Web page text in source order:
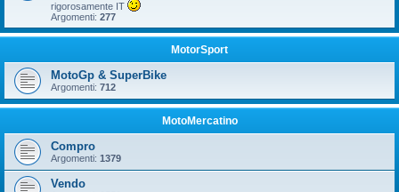
rigorosamente IT
Argomenti: 277
MotorSport
MotoGp & SuperBike
Argomenti: 712
MotoMercatino
Compro
Argomenti: 1379
Vendo